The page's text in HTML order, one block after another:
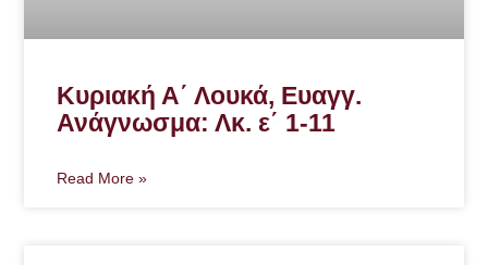
Κυριακή Α΄ Λουκά, Ευαγγ.
Ανάγνωσμα: Λκ. ε΄ 1-11
Read More »